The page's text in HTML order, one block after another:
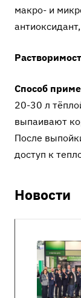
макро- и
Способ
20-30 л
выпаивают
После
доступ к
Новости